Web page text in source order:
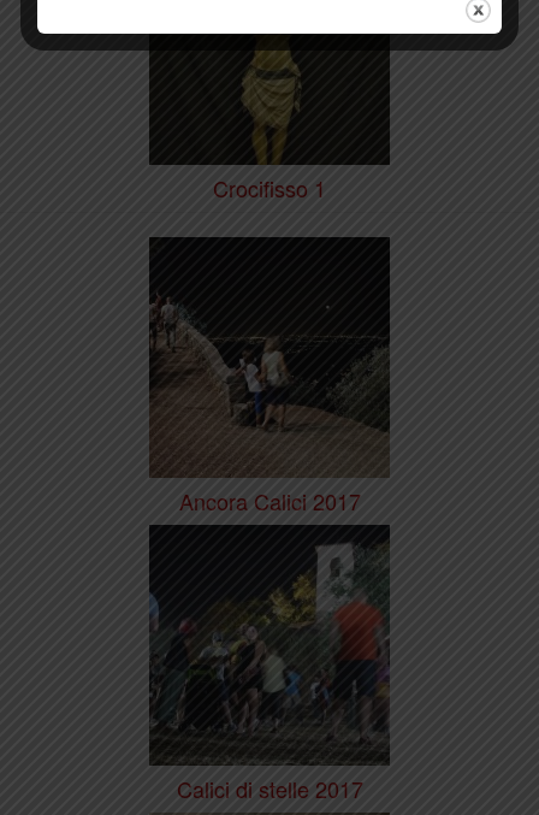
Crocifisso 1
Ancora Calici 2017
Calici di stelle 2017